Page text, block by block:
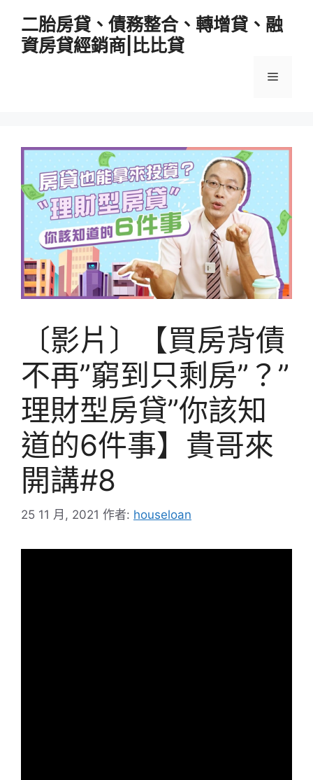
二胎房貸、債務整合、轉增貸、融
資房貸經銷商|比比貸
選
〔影片〕【買房背債
不再”窮到只剩房”？”
理財型房貸”你該知
道的6件事】貴哥來
開講#8
25 11 月, 2021 作者: houseloan